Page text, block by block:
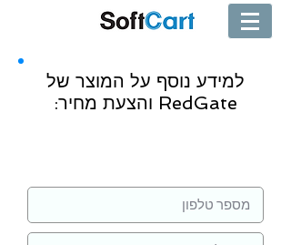
למידע נוסף על המוצר של
RedGate והצעת מחיר: